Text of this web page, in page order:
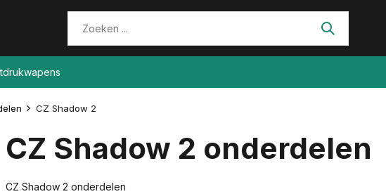
CZ Shadow 2
CZ Shadow 2 onderdelen
CZ Shadow 2 onderdelen